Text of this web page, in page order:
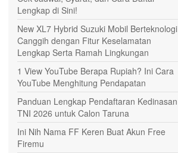
Lengkap di Sini!
New XL7 Hybrid Suzuki Mobil Berteknologi
Canggih dengan Fitur Keselamatan
Lengkap Serta Ramah Lingkungan
1 View YouTube Berapa Rupiah? Ini Cara
YouTube Menghitung Pendapatan
Panduan Lengkap Pendaftaran Kedinasan
TNI 2026 untuk Calon Taruna
Ini Nih Nama FF Keren Buat Akun Free
Firemu